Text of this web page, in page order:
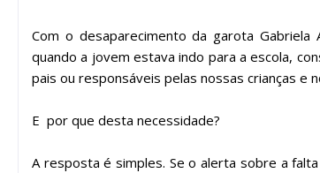
Com o desaparecimento da garota Gabriela
quando a jovem estava indo para a escola,
pais ou responsáveis pelas nossas crianças e
E por que desta necessidade?
A resposta é simples. Se o alerta sobre a